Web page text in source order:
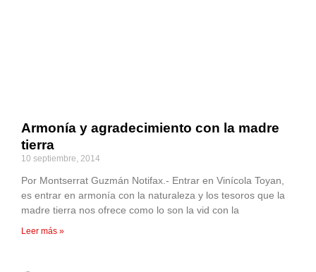
Armonía y agradecimiento con la madre
tierra
10 septiembre, 2014
Por Montserrat Guzmán Notifax.- Entrar en Vinícola Toyan,
es entrar en armonía con la naturaleza y los tesoros que la
madre tierra nos ofrece como lo son la vid con la
Leer más »